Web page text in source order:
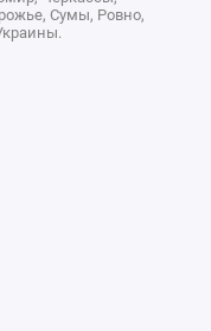
Сумы, Ровно,